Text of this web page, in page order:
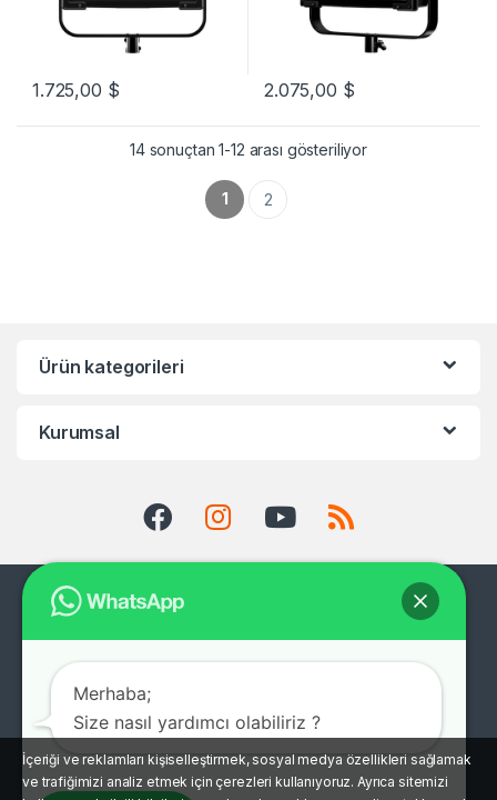
1.725,00 $ 2.075,00 $
14 sonuçtan 1-12 arası gösteriliyor
1 2
Ürün kategorileri
Kurumsal
Müşteri Destek Hattı
İçeriği ve reklamları kişiselleştirmek, sosyal medya özellikleri sağlamak
ve trafiğimizi analiz etmek için çerezleri kullanıyoruz. Ayrıca sitemizi
Merhaba;
Size nasıl yardımcı olabiliriz ?